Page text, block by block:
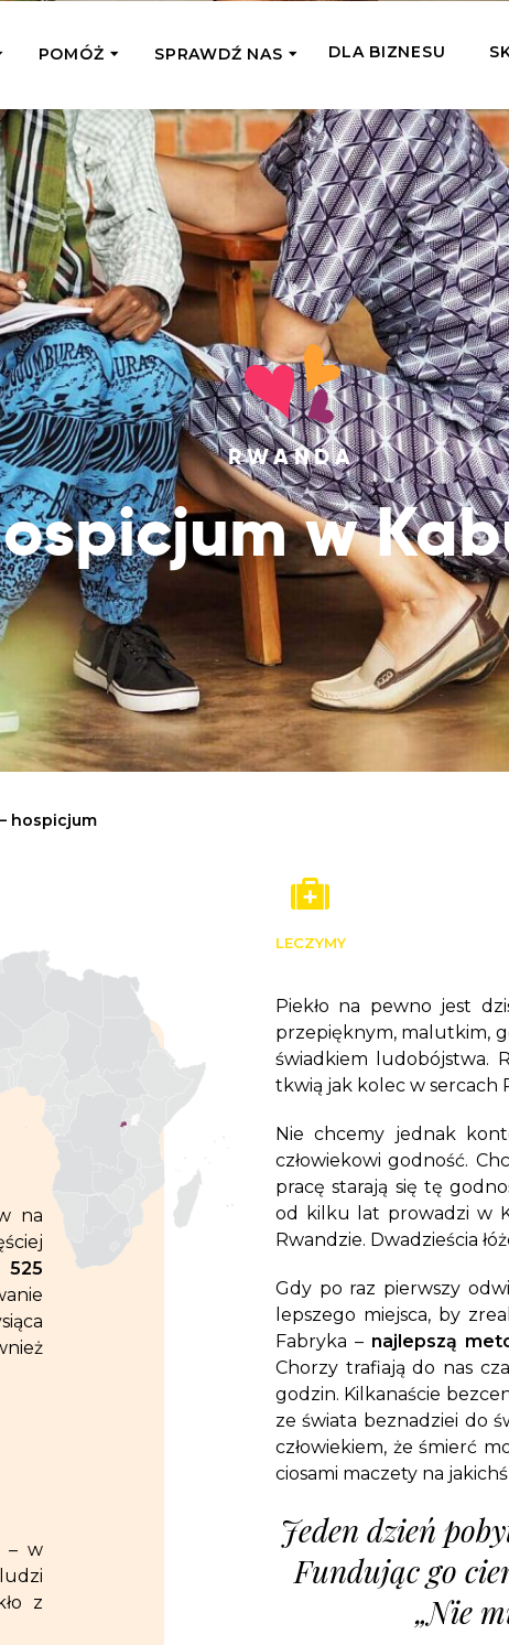
Nami
jedno z miejsc, w których
w 7 Ogrodach
Grecji z Michałem
z Radia 357
POMÓŻ
POMAGAM JEDNORAZOWO
Przekaż Kalorie
Podaruj dziecku posiłek z okazji Dnia
Dziecka
Podaruj 1,5%
Przekaż niewielką część swojego
podatku naszym podopiecznym
Pilna Pomoc
Przekaż pomoc tam, gdzie jest teraz
najbardziej potrzebna
Dobroczynne24
Zrób zakupy dla potrzebujących w
markecie z dobrymi uczynkami
Warzywniak Charbela
Zrób zakupy u niewidomego Charbela i
wspieraj Głodnych
i
SPRAWDŹ NAS
Zespół Fundacji
Poznaj listonoszy przekazanego przez
Ciebie wsparcia
Jak pomagamy
Karmimy, Leczymy, Uczymy, Dajemy
Pracę – sprawdź co to oznacza w
praktyce
Co już zrobiliśmy
Przeczytaj historie ludzi, którym już
pomogliśmy
Gdzie działamy
Sprawdź listę miejsc, do których dociera
Twoja pomoc
Sprawozdania
Zweryfikuj, w jaki sposób wydajemy
przekazane Darowizny
Cele statutowe
Sprawdź cele naszej organizacji
Kontakt
DLA BIZNESU
RWANDA
w
hospicjum
na
525
– w
ludzi
z
LECZYMY
Piekło na pewno jest
przepięknym, malutkim,
świadkiem ludobójstwa.
tkwią jak kolec w sercach
Nie chcemy jednak
człowiekowi godność.
pracę starają się tę
od kilku lat prowadzi w
Rwandzie. Dwadzieścia
Gdy po raz pierwszy
lepszego miejsca, by
Fabryka – najlepszą
Chorzy trafiają do nas
godzin. Kilkanaście
ze świata beznadziei do
człowiekiem, że śmierć
ciosami maczety na
Jeden dzień
Fundując go
„Nie